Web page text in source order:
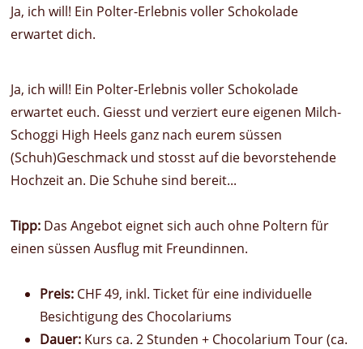
Ja, ich will! Ein Polter-Erlebnis voller Schokolade
erwartet dich.
Ja, ich will! Ein Polter-Erlebnis voller Schokolade
erwartet euch. Giesst und verziert eure eigenen Milch-
Schoggi High Heels ganz nach eurem süssen
(Schuh)Geschmack und stosst auf die bevorstehende
Hochzeit an. Die Schuhe sind bereit...
Tipp: Das Angebot eignet sich auch ohne Poltern für
einen süssen Ausflug mit Freundinnen.
Preis: CHF 49, inkl. Ticket für eine individuelle
Besichtigung des Chocolariums
Dauer: Kurs ca. 2 Stunden + Chocolarium Tour (ca.